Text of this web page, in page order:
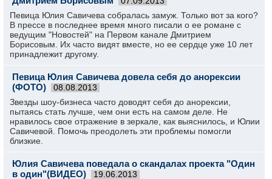
Певица Юлия Савичева собралась замуж. Только вот за кого?
В прессе в последнее время много писали о ее романе с
ведущим "Новостей" на Первом канале Дмитрием
Борисовым. Их часто видят вместе, но ее сердце уже 10 лет
принадлежит другому.
Певица Юлия Савичева довела себя до анорексии
(ФОТО)
08.08.2013
Звезды шоу-бизнеса часто доводят себя до анорексии,
пытаясь стать лучше, чем они есть на самом деле. Не
нравилось свое отражение в зеркале, как выяснилось, и Юлии
Савичевой. Помочь преодолеть эти проблемы помогли
близкие.
Юлия Савичева поведала о скандалах проекта "Один
в один"(ВИДЕО)
19.06.2013